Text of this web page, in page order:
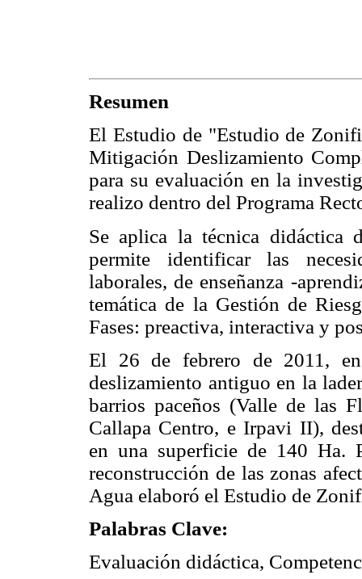
Resumen
El Estudio de "Estudio de
Mitigación Deslizamiento
para su evaluación en la
realizo dentro del Programa
Se aplica la técnica didáctica
permite identificar las
laborales, de enseñanza -
temática de la Gestión de
Fases: preactiva, interactiva y
El 26 de febrero de 2011,
deslizamiento antiguo en la
barrios paceños (Valle de las
Callapa Centro, e Irpavi II),
en una superficie de 140 Ha.
reconstrucción de las zonas
Agua elaboró el Estudio de
Palabras Clave:
Evaluación didáctica,